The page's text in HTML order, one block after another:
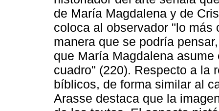
de María Magdalena y de
coloca al observador "lo más
manera que se podría
que María Magdalena
cuadro" (220). Respecto a la
bíblicos, de forma similar al
Arasse destaca que la